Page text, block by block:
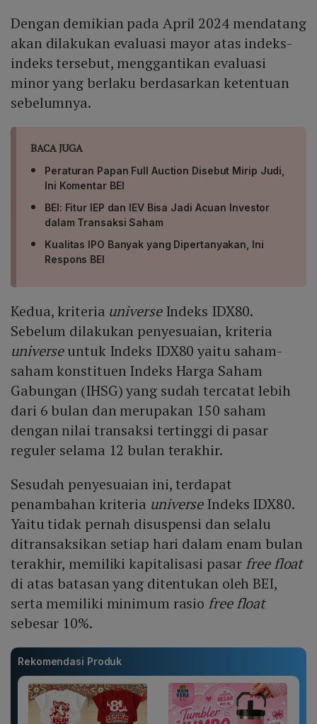
Dengan demikian pada April 2024 mendatang
akan dilakukan evaluasi mayor atas indeks-
indeks tersebut, menggantikan evaluasi
minor yang berlaku berdasarkan ketentuan
sebelumnya.
BACA JUGA
Peraturan Papan Full Auction Disebut Mirip Judi,
Ini Komentar BEI
BEI: Fitur IEP dan IEV Bisa Jadi Acuan Investor
dalam Transaksi Saham
Kualitas IPO Banyak yang Dipertanyakan, Ini
Respons BEI
Kedua, kriteria universeIndeks IDX80.
Sebelum dilakukan penyesuaian, kriteria
universeuntuk Indeks IDX80 yaitu saham-
saham konstituen Indeks Harga Saham
Gabungan (IHSG) yang sudah tercatat lebih
dari 6 bulan dan merupakan 150 saham
dengan nilai transaksi tertinggi di pasar
reguler selama 12 bulan terakhir.
Sesudah penyesuaian ini, terdapat
penambahan kriteria universeIndeks IDX80.
Yaitu tidak pernah disuspensi dan selalu
ditransaksikan setiap hari dalam enam bulan
terakhir, memiliki kapitalisasi pasar free float
di atas batasan yang ditentukan oleh BEI,
serta memiliki minimum rasio free float
sebesar 10%.
Rekomendasi Produk